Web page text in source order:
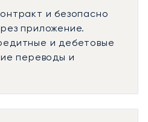
и безопасно
приложение.
и дебетовые
переводы и